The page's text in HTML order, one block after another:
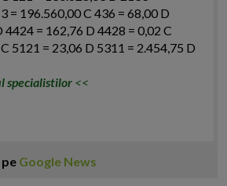
= 196.560,00 C 436 = 68,00 D
4424 = 162,76 D 4428 = 0,02 C
5121 = 23,06 D 5311 = 2.454,75 D
specialistilor <<
Google News